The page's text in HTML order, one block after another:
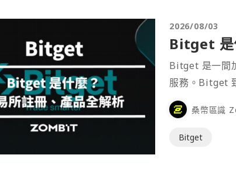
2026/08/03
Bitget 是
Bitget 是一間
服務。Bitget
桑幣區識
Bitget